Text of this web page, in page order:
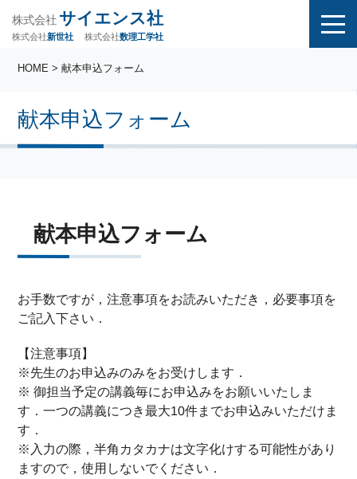
株式会社 サイエンス社
株式会社新世社 株式会社数理工学社
献本申込フォーム
HOME > 献本申込フォーム
献本申込フォーム
お手数ですが，注意事項をお読みいただき，必要事項を
ご記入下さい．
【注意事項】
※先生のお申込みのみをお受けします．
※ 御担当予定の講義毎にお申込みをお願いいたしま
す．一つの講義につき最大10件までお申込みいただけま
す．
※入力の際，半角カタカナは文字化けする可能性があり
ますので，使用しないでください．